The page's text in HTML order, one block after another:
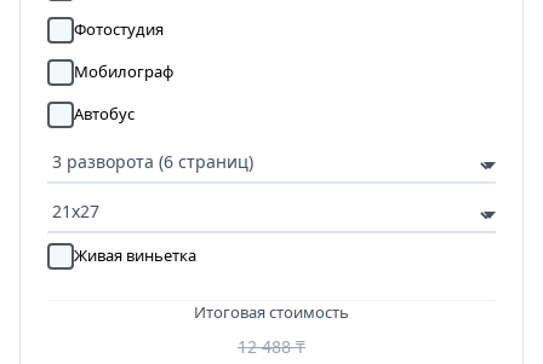
Фотостудия
Мобилограф
Автобус
Живая виньетка
Итоговая стоимость
12 488 ₸